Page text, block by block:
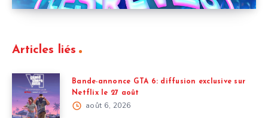
Articles liés
Bande-annonce GTA 6: diffusion exclusive sur
Netflix le 27 août
août 6, 2026